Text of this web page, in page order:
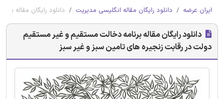
ایران عرضه دانلود رایگان مقاله انگلیسی مدیریت دانلود رایگان مقاله
دانلود رایگان مقاله برنامه دخالت مستقیم و غیر مستقیم
دولت در رقابت زنجیره های تامین سبز و غیر سبز